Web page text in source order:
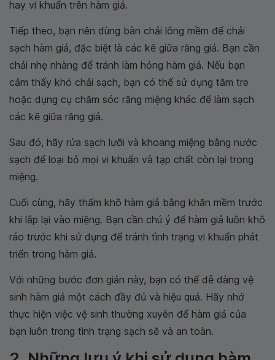
hay vi khuẩn trên hàm giả.
Tiếp theo, bạn nên dùng bàn chải lông mềm để chải
sạch hàm giả, đặc biệt là các kẽ giữa răng giả. Bạn cần
chải nhẹ nhàng để tránh làm hỏng hàm giả. Nếu bạn
cảm thấy khó chải sạch, bạn có thể sử dụng tăm tre
hoặc dụng cụ chăm sóc răng miệng khác để làm sạch
các kẽ giữa răng giả.
Sau đó, hãy rửa sạch lưỡi và khoang miệng bằng nước
sạch để loại bỏ mọi vi khuẩn và tạp chất còn lại trong
miệng.
Cuối cùng, hãy thấm khô hàm giả bằng khăn mềm trước
khi lắp lại vào miệng. Bạn cần chú ý để hàm giả luôn khô
ráo trước khi sử dụng để tránh tình trạng vi khuẩn phát
triển trong hàm giả.
Với những bước đơn giản này, bạn có thể dễ dàng vệ
sinh hàm giả một cách đầy đủ và hiệu quả. Hãy nhớ
thực hiện việc vệ sinh thường xuyên để hàm giả của
bạn luôn trong tình trạng sạch sẽ và an toàn.